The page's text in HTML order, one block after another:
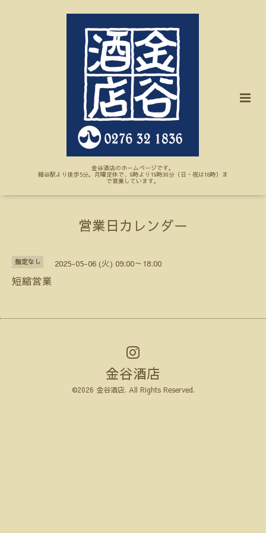
金谷酒店のホームページです。
細谷駅より徒歩5分。月曜定休で、9時より19時30分（日・祝は18時）ま
で営業しています。
営業日カレンダー
指定なし 2025-05-06 (火) 09:00～18:00
短縮営業
金谷酒店
©2026 金谷酒店. All Rights Reserved.